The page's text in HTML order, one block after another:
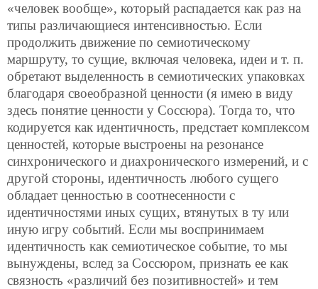
«человек вообще», который распадается как раз на
типы различающиеся интенсивностью. Если
продолжить движение по семиотическому
маршруту, то сущие, включая человека, идеи и т. п.
обретают выделенность в семиотических упаковках
благодаря своеобразной ценности (я имею в виду
здесь понятие ценности у Соссюра). Тогда то, что
кодируется как идентичность, предстает комплексом
ценностей, которые выстроены на резонансе
синхронического и диахронического измерений, и с
другой стороны, идентичность любого сущего
обладает ценностью в соотнесенности с
идентичностями иных сущих, втянутых в ту или
иную игру событий. Если мы воспринимаем
идентичность как семиотическое событие, то мы
вынуждены, вслед за Соссюром, признать ее как
связность «различий без позитивностей» и тем